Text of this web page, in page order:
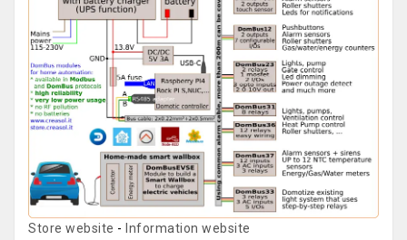
Store website - Information website